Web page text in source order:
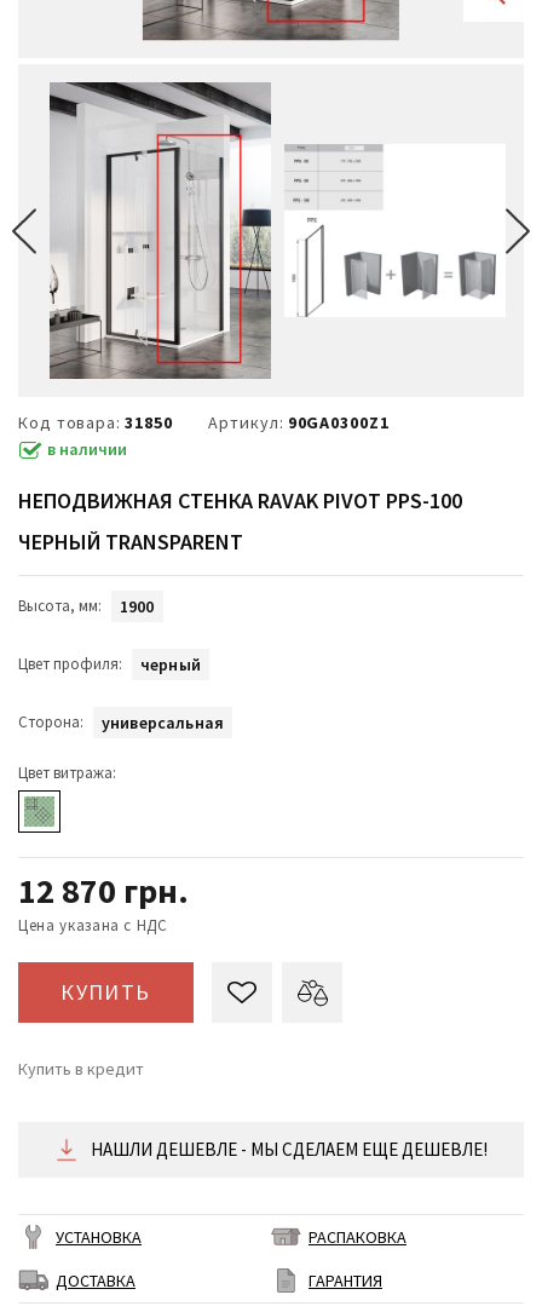
Код товара: 31850 Артикул: 90GA0300Z1
в наличии
НЕПОДВИЖНАЯ СТЕНКА RAVAK PIVOT PPS-100
ЧЕРНЫЙ TRANSPARENT
Высота, мм: 1900
Цвет профиля: черный
Сторона: универсальная
Цвет витража:
12 870 грн.
Цена указана с НДС
КУПИТЬ
Купить в кредит
от 536 ₴/месяц
НАШЛИ ДЕШЕВЛЕ - МЫ СДЕЛАЕМ ЕЩЕ ДЕШЕВЛЕ!
УСТАНОВКА
РАСПАКОВКА
ДОСТАВКА
ГАРАНТИЯ